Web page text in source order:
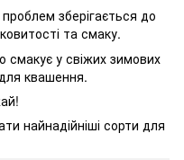
зберігається до
та смаку.
смакує у свіжих зимових
квашення.
найнадійніші сорти для